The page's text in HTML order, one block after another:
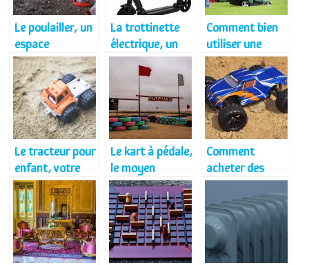
Le poulailler, un
espace
approprié et
destiné pour
l’élevage des
poules
La trottinette
électrique, un
moyen idéal
pour de
déplacement en
zone urbaine
Comment bien
utiliser une
tondeuse ?
Le tracteur pour
enfant, votre
bébé a trouvé
son nouveau
meilleur jouet
Le kart à pédale,
le moyen
d’évasion pour
votre enfant
Comment
acheter des
voitures
télécommandée
s ?